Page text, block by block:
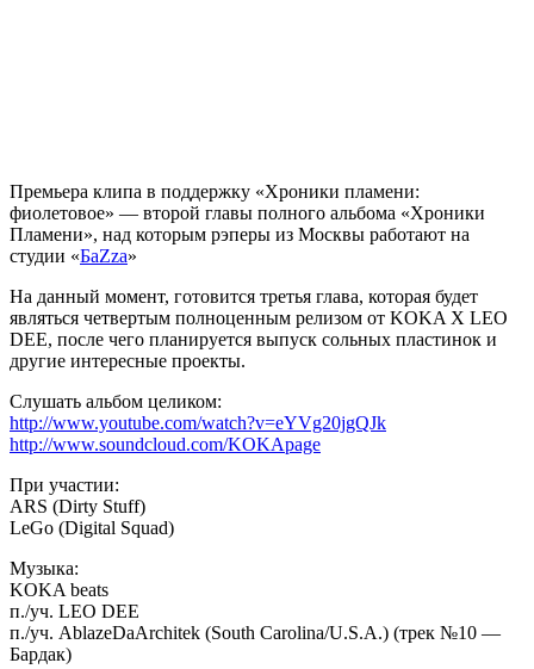
Премьера клипа в поддержку «Хроники пламени:
фиолетовое» — второй главы полного альбома «Хроники
Пламени», над которым рэперы из Москвы работают на
студии «БаZza»
На данный момент, готовится третья глава, которая будет
являться четвертым полноценным релизом от KOKA X LEO
DEE, после чего планируется выпуск сольных пластинок и
другие интересные проекты.
Слушать альбом целиком:
http://www.youtube.com/watch?v=eYVg20jgQJk
http://www.soundcloud.com/KOKApage
При участии:
ARS (Dirty Stuff)
LeGo (Digital Squad)
Музыка:
KOKA beats
п./уч. LEO DEE
п./уч. AblazeDaArchitek (South Carolina/U.S.A.) (трек №10 —
Бардак)